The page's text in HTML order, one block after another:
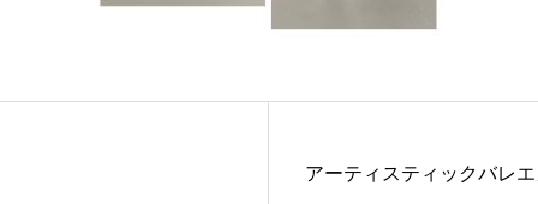
アーティスティックバレ